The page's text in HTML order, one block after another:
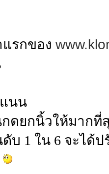
รกของ
แนน
ดยกนิ้วให้มากที่
บ 1 ใน 6 จะได้